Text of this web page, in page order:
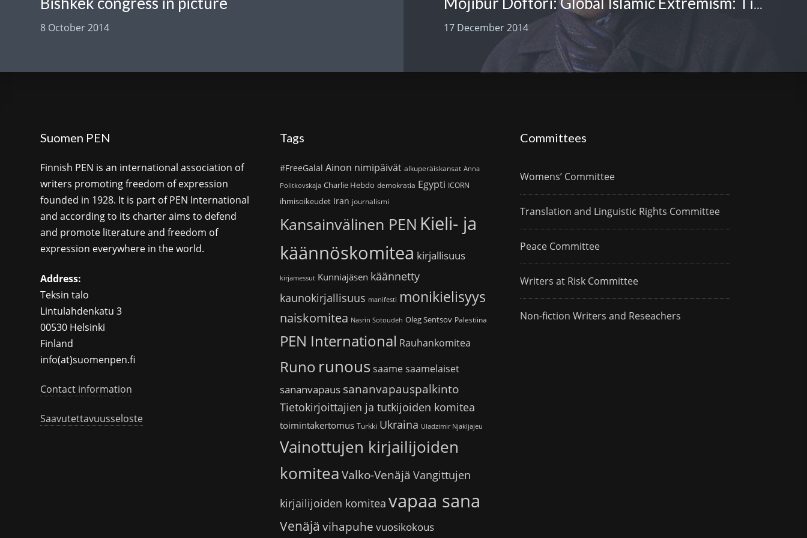
8 October 2014
Mojibur Doftori: Global Islamic Extremism: Time for Muslims to Break Silence
17 December 2014
Suomen PEN
Finnish PEN is an international association of
writers promoting freedom of expression
founded in 1928. It is part of PEN International
and according to its charter aims to defend
and promote literature and freedom of
expression everywhere in the world.
Address:
Teksin talo
Lintulahdenkatu 3
00530 Helsinki
Finland
info(at)suomenpen.fi
Contact information
Saavutettavuusseloste
Tags
#FreeGalal Ainon nimipäivät alkuperäiskansat Anna
Politkovskaja Charlie Hebdo demokratia Egypti ICORN
ihmisoikeudet Iran journalismi
Kansainvälinen PEN Kieli- ja
käännöskomitea kirjallisuus
kirjamessut Kunniajäsen käännetty
kaunokirjallisuus manifesti monikielisyys
naiskomitea Nasrin Sotoudeh Oleg Sentsov Palestiina
PEN International Rauhankomitea
Runo runoussaamesaamelaiset
sananvapaus sananvapauspalkinto
Tietokirjoittajien ja tutkijoiden komitea
toimintakertomus Turkki Ukraina Uladzimir Njakljajeu
Vainottujen kirjailijoiden
komitea Valko-Venäjä Vangittujen
kirjailijoiden komitea vapaa sana
Venäjä vihapuhe vuosikokous
Committees
Womens’ Committee
Translation and Linguistic Rights Committee
Peace Committee
Writers at Risk Committee
Non-fiction Writers and Reseachers